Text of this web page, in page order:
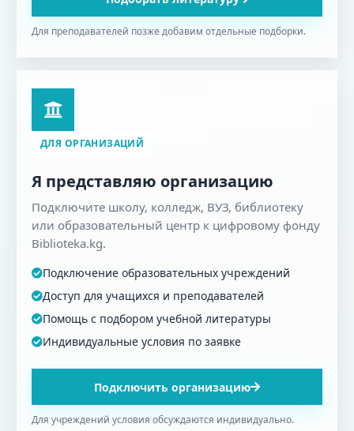
Для преподавателей позже добавим отдельные подборки.
ДЛЯ ОРГАНИЗАЦИЙ
Я представляю организацию
Подключите школу, колледж, ВУЗ, библиотеку
или образовательный центр к цифровому фонду
Biblioteka.kg.
Подключение образовательных учреждений
Доступ для учащихся и преподавателей
Помощь с подбором учебной литературы
Индивидуальные условия по заявке
Подключить организацию
Для учреждений условия обсуждаются индивидуально.